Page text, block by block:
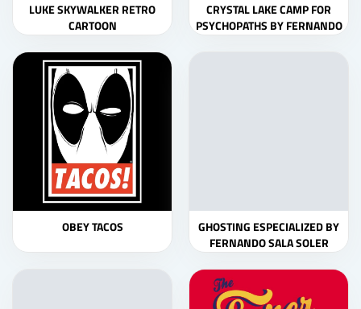
LUKE SKYWALKER RETRO
CARTOON
CRYSTAL LAKE CAMP FOR
PSYCHOPATHS BY FERNANDO
OBEY TACOS
GHOSTING ESPECIALIZED BY
FERNANDO SALA SOLER